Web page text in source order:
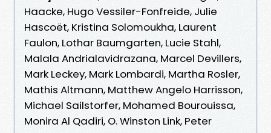
Haacke, Hugo Vessiler-Fonfreide, Julie
Hascoët, Kristina Solomoukha, Laurent
Faulon, Lothar Baumgarten, Lucie Stahl,
Malala Andrialavidrazana, Marcel Devillers,
Mark Leckey, Mark Lombardi, Martha Rosler,
Mathis Altmann, Matthew Angelo Harrisson,
Michael Sailstorfer, Mohamed Bourouissa,
Monira Al Qadiri, O. Winston Link, Peter